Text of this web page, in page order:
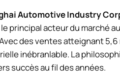
Automotive Industry
principal acteur du marché
des ventes atteignant 5,6
inébranlable. La
succès au fil des années.